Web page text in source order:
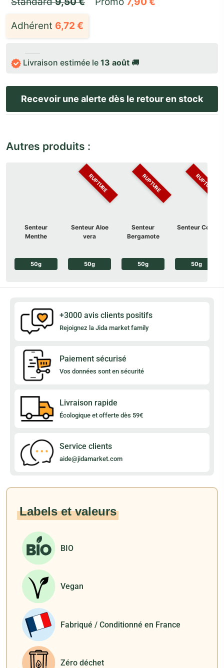
Adhérent 6,72 €
Livraison estimée le 13 août 🚚
Autres produits :
Senteur
Menthe
50g
RUPTURE
Senteur Aloe
vera
50g
RUPTURE
Senteur
Bergamote
50g
RUPTURE
Senteur Coco
50g
+3000 avis clients positifs
Rejoignez la Jida market family
Paiement sécurisé
Vos données sont en sécurité
Livraison rapide
Écologique et offerte dès 59€
Service clients
aide@jidamarket.com
Labels et valeurs
BIO
Vegan
Fabriqué / Conditionné en France
Zéro déchet